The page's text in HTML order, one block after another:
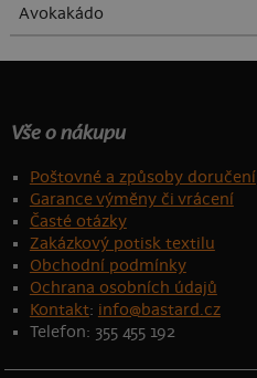
Avokakádo
Vše o nákupu
Poštovné a způsoby doručení
Garance výměny či vrácení
Časté otázky
Zakázkový potisk textilu
Obchodní podmínky
Ochrana osobních údajů
Kontakt: info@bastard.cz
Telefon: 355 455 192